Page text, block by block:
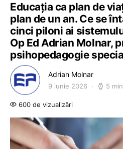
Educația ca plan de
plan de un an. Ce se
cinci piloni ai
Op Ed Adrian Molnar,
psihopedagogie
Adrian Molnar
9 iunie 2026 5
600 de vizualizări